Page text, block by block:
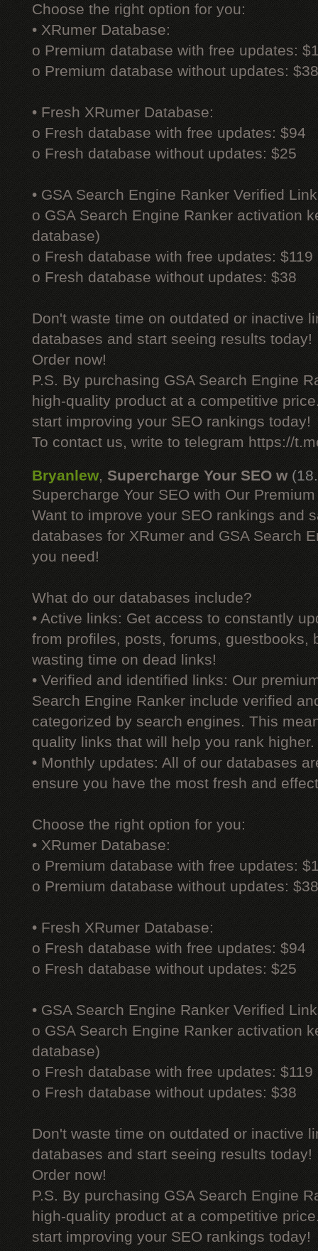
Choose the right option for you:
• XRumer Database:
o Premium database with free updates:
o Premium database without updates: $38
• Fresh XRumer Database:
o Fresh database with free updates: $94
o Fresh database without updates: $25
• GSA Search Engine Ranker Verified
o GSA Search Engine Ranker activation
database)
o Fresh database with free updates: $119
o Fresh database without updates: $38
Don't waste time on outdated or inactive
databases and start seeing results today!
Order now!
P.S. By purchasing GSA Search Engine
high-quality product at a competitive
start improving your SEO rankings today!
To contact us, write to telegram https://
Bryanlew,Supercharge Your SEO w
Supercharge Your SEO with Our
Want to improve your SEO rankings and
databases for XRumer and GSA Search
you need!
What do our databases include?
• Active links: Get access to constantly
from profiles, posts, forums, guestbooks,
wasting time on dead links!
• Verified and identified links: Our
Search Engine Ranker include verified
categorized by search engines. This
quality links that will help you rank higher.
• Monthly updates: All of our databases
ensure you have the most fresh and
Choose the right option for you:
• XRumer Database:
o Premium database with free updates:
o Premium database without updates: $38
• Fresh XRumer Database:
o Fresh database with free updates: $94
o Fresh database without updates: $25
• GSA Search Engine Ranker Verified
o GSA Search Engine Ranker activation
database)
o Fresh database with free updates: $119
o Fresh database without updates: $38
Don't waste time on outdated or inactive
databases and start seeing results today!
Order now!
P.S. By purchasing GSA Search Engine
high-quality product at a competitive
start improving your SEO rankings today!